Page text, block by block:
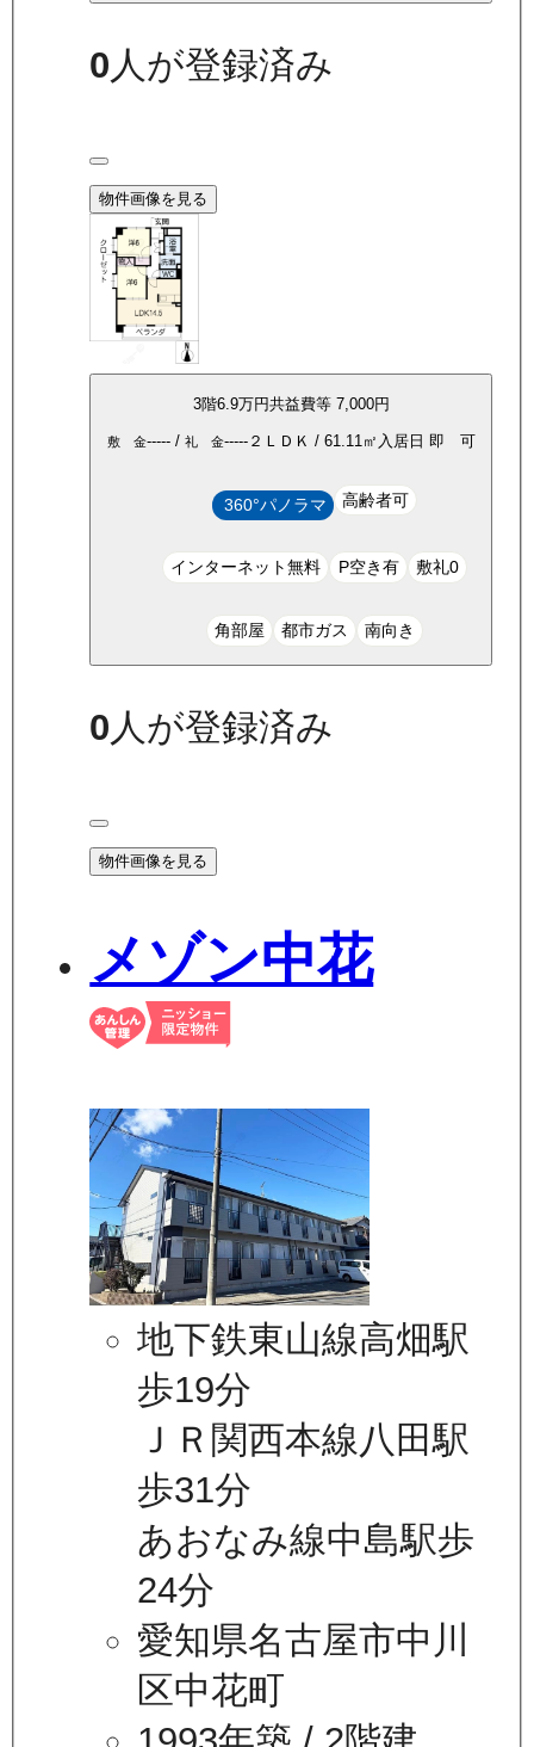
0人が登録済み
物件画像を見る
3階6.9万円共益費等 7,000円
敷 金-----/ 礼 金-----２ＬＤＫ / 61.11㎡ 入居日 即 可
360°パノラマ 高齢者可
インターネット無料 P空き有 敷礼0
角部屋 都市ガス 南向き
0人が登録済み
物件画像を見る
メゾン中花
地下鉄東山線高畑駅
歩19分
ＪＲ関西本線八田駅
歩31分
あおなみ線中島駅歩
24分
愛知県名古屋市中川
区中花町